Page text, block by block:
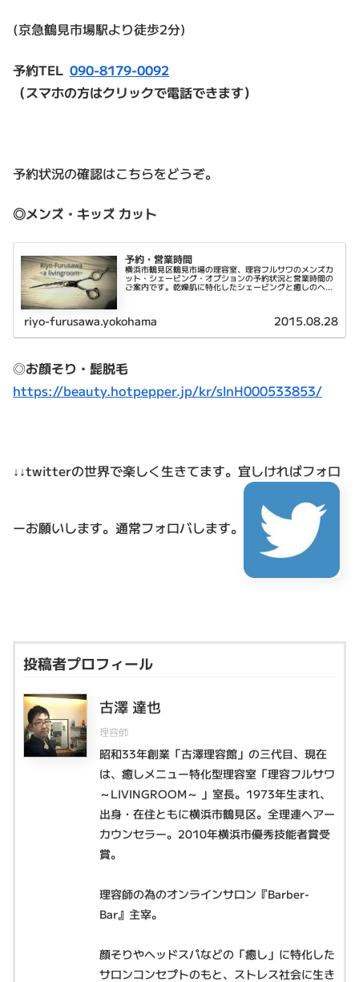
(京急鶴見市場駅より徒歩2分)
予約TEL 090-8179-0092
（スマホの方はクリックで電話できます）
予約状況の確認はこちらをどうぞ。
◎メンズ・キッズ カット
予約・営業時間
横浜市鶴見区鶴見市場の理容室、理容フルサワのメンズカ
ット・シェービング・オプションの予約状況と営業時間の
ご案内です。乾燥肌に特化したシェービングと癒しのヘッ
riyo-furusawa.yokohama 2015.08.28
◎お顔そり・髭脱毛
https://beauty.hotpepper.jp/kr/slnH000533853/
↓↓twitterの世界で楽しく生きてます。 宜しければフォロ
ーお願いします。通常フォロバします。
投稿者プロフィール
古澤 達也
理容師
昭和33年創業「古澤理容館」の三代目、現在
は、癒しメニュー特化型理容室「理容フルサワ
～LIVINGROOM～ 」室長。1973年生まれ、
出身・在住ともに横浜市鶴見区。全理連ヘアー
カウンセラー。2010年横浜市優秀技能者賞受
賞。
理容師の為のオンラインサロン『Barber-
Bar』主宰。
顔そりやヘッドスパなどの「癒し」に特化した
サロンコンセプトのもと、ストレス社会に生き